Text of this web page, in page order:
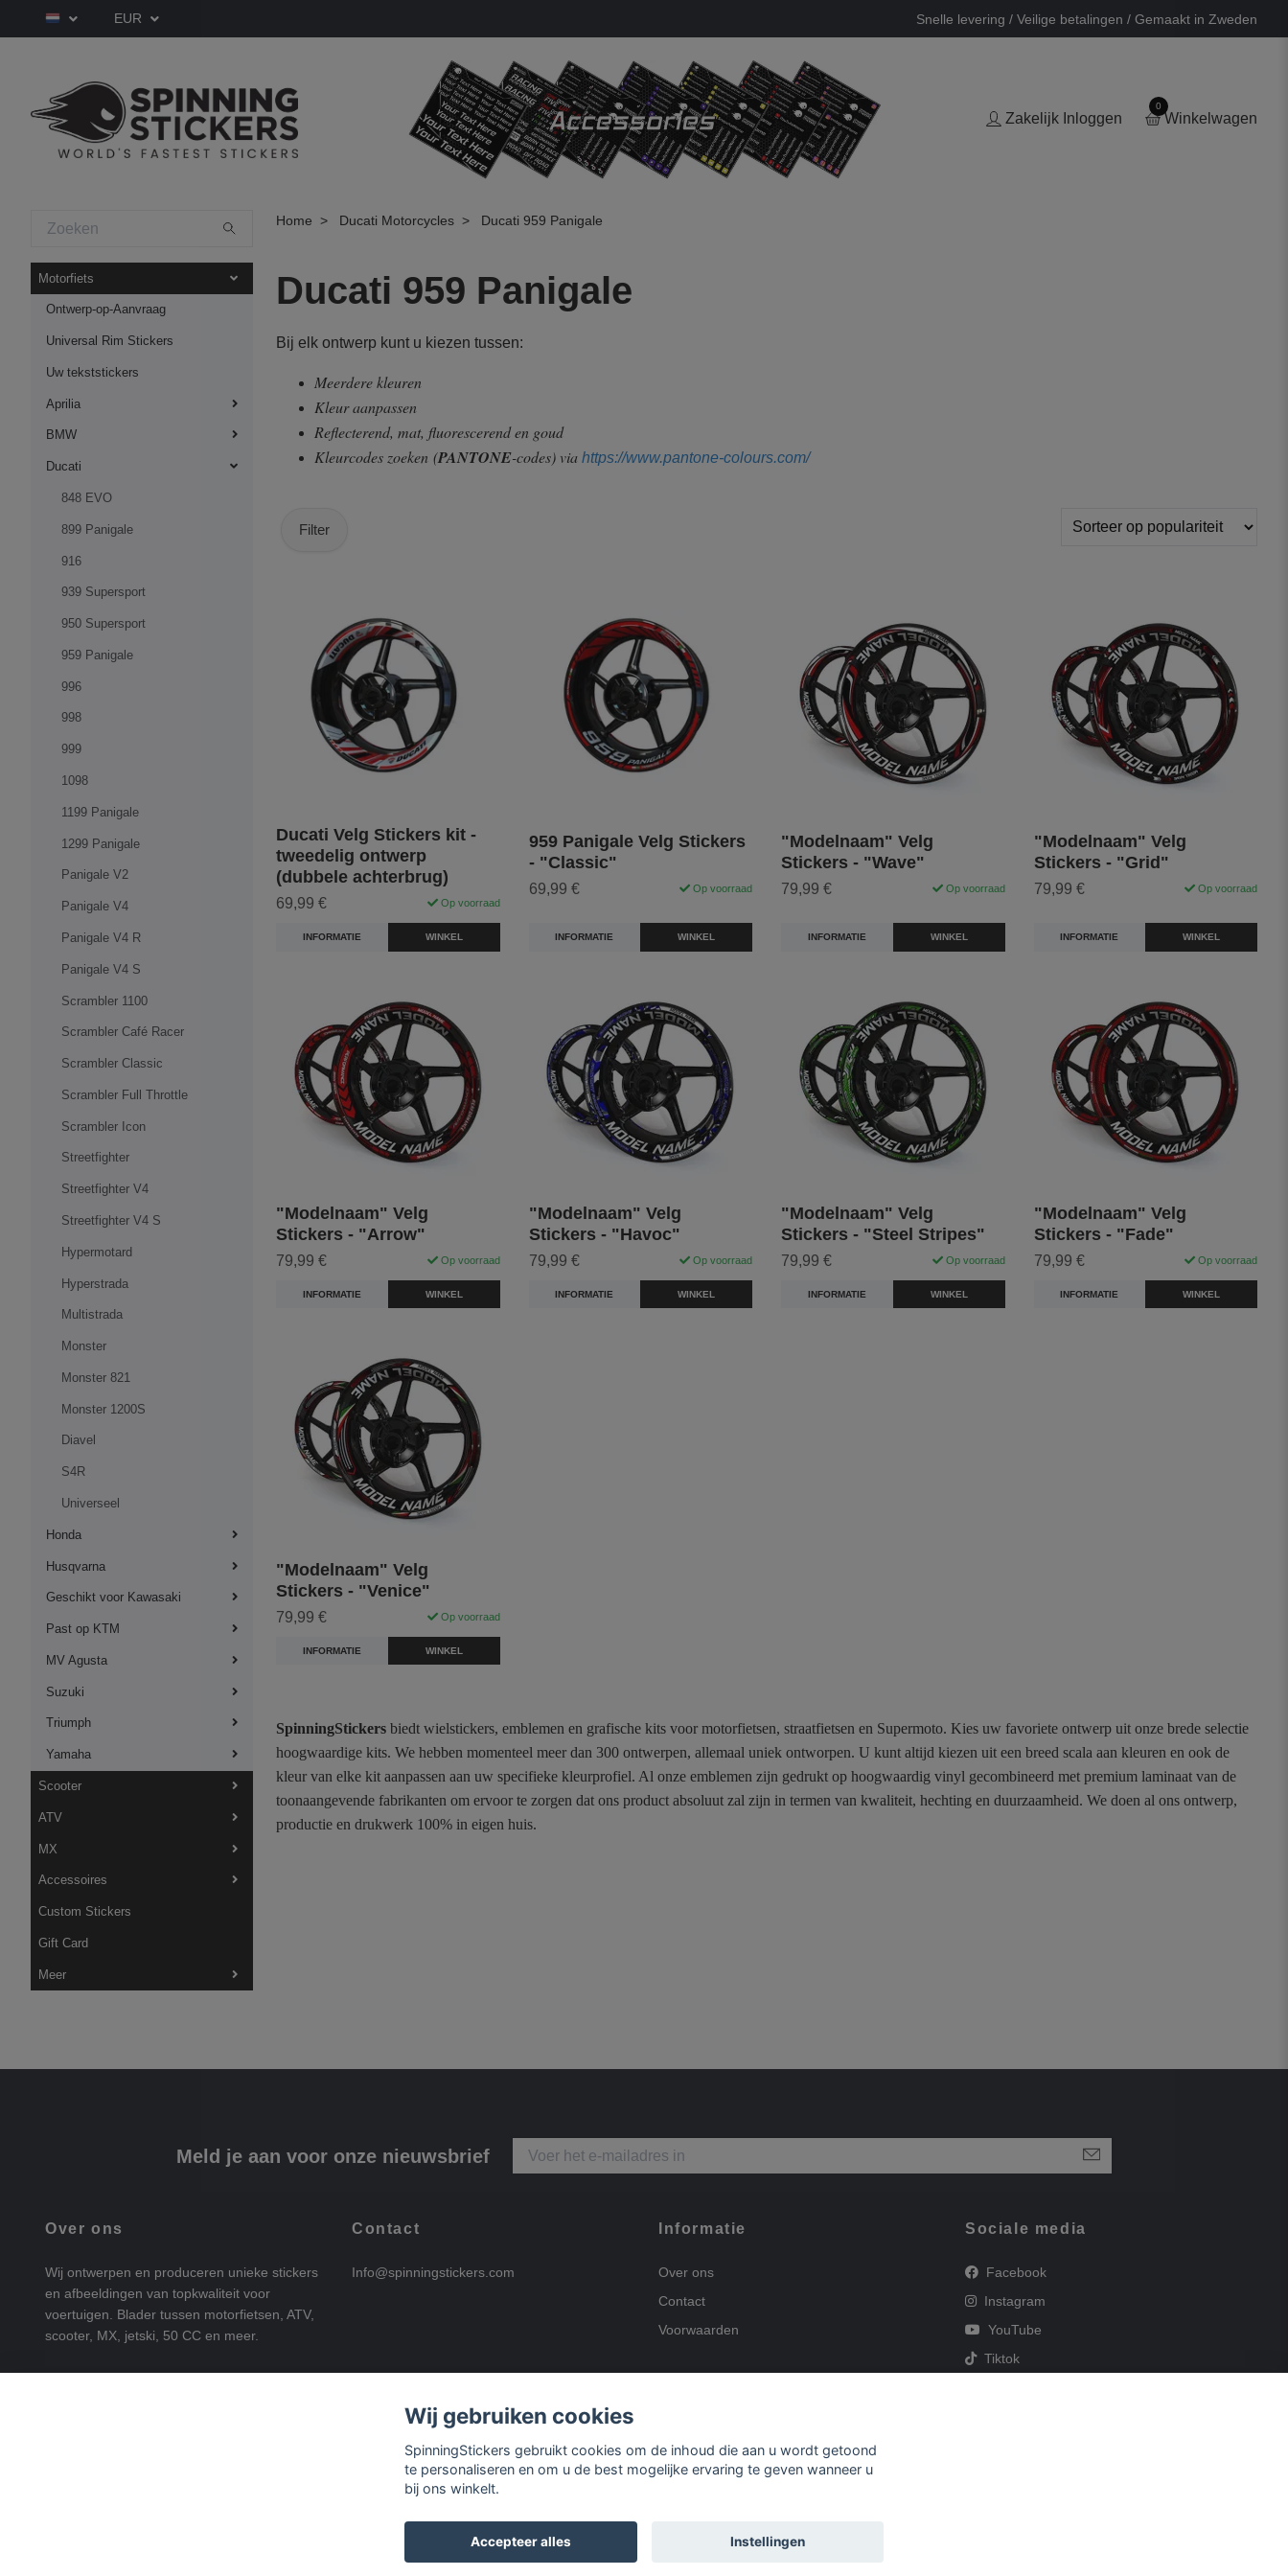
EUR Snelle levering / Veilige betalingen / Gemaakt in Zweden
Zakelijk Inloggen
0
Winkelwagen
Motorfiets
Ontwerp-op-Aanvraag
Universal Rim Stickers
Uw tekststickers
Aprilia
BMW
Ducati
848 EVO
899 Panigale
916
939 Supersport
950 Supersport
959 Panigale
996
998
999
1098
1199 Panigale
1299 Panigale
Panigale V2
Panigale V4
Panigale V4 R
Panigale V4 S
Scrambler 1100
Scrambler Café Racer
Scrambler Classic
Scrambler Full Throttle
Scrambler Icon
Streetfighter
Streetfighter V4
Streetfighter V4 S
Hypermotard
Hyperstrada
Multistrada
Monster
Monster 821
Monster 1200S
Diavel
S4R
Universeel
Honda
Husqvarna
Geschikt voor Kawasaki
Past op KTM
MV Agusta
Suzuki
Triumph
Yamaha
Scooter
ATV
MX
Accessoires
Custom Stickers
Gift Card
Meer
Home Ducati Motorcycles Ducati 959 Panigale
Ducati 959 Panigale
Bij elk ontwerp kunt u kiezen tussen:
Meerdere kleuren
Kleur aanpassen
Reflecterend, mat, fluorescerend en goud
Kleurcodes zoeken (PANTONE-codes) via https://www.pantone-colours.com/
Filter
Ducati Velg Stickers kit -
tweedelig ontwerp
(dubbele achterbrug)
69,99 € Op voorraad
INFORMATIE WINKEL
959 Panigale Velg Stickers
- "Classic"
69,99 € Op voorraad
INFORMATIE WINKEL
"Modelnaam" Velg
Stickers - "Wave"
79,99 € Op voorraad
INFORMATIE WINKEL
"Modelnaam" Velg
Stickers - "Grid"
79,99 € Op voorraad
INFORMATIE WINKEL
"Modelnaam" Velg
Stickers - "Arrow"
79,99 € Op voorraad
INFORMATIE WINKEL
"Modelnaam" Velg
Stickers - "Havoc"
79,99 € Op voorraad
INFORMATIE WINKEL
"Modelnaam" Velg
Stickers - "Steel Stripes"
79,99 € Op voorraad
INFORMATIE WINKEL
"Modelnaam" Velg
Stickers - "Fade"
79,99 € Op voorraad
INFORMATIE WINKEL
"Modelnaam" Velg
Stickers - "Venice"
79,99 € Op voorraad
INFORMATIE WINKEL
SpinningStickers biedt wielstickers, emblemen en grafische kits voor motorfietsen, straatfietsen en Supermoto. Kies uw favoriete ontwerp uit onze brede selectie
hoogwaardige kits. We hebben momenteel meer dan 300 ontwerpen, allemaal uniek ontworpen. U kunt altijd kiezen uit een breed scala aan kleuren en ook de
kleur van elke kit aanpassen aan uw specifieke kleurprofiel. Al onze emblemen zijn gedrukt op hoogwaardig vinyl gecombineerd met premium laminaat van de
toonaangevende fabrikanten om ervoor te zorgen dat ons product absoluut zal zijn in termen van kwaliteit, hechting en duurzaamheid. We doen al ons ontwerp,
productie en drukwerk 100% in eigen huis.
Meld je aan voor onze nieuwsbrief
Over ons
Wij ontwerpen en produceren unieke stickers
en afbeeldingen van topkwaliteit voor
voertuigen. Blader tussen motorfietsen, ATV,
scooter, MX, jetski, 50 CC en meer.
Contact
Info@spinningstickers.com
Informatie
Over ons
Contact
Voorwaarden
Sociale media
Facebook
Instagram
YouTube
Tiktok
Wij gebruiken cookies
SpinningStickers gebruikt cookies om de inhoud die aan u wordt getoond
te personaliseren en om u de best mogelijke ervaring te geven wanneer u
bij ons winkelt.
Accepteer alles Instellingen